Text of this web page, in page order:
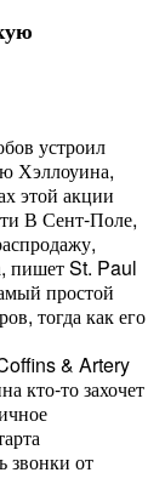
устроил
Хэллоуина,
этой акции
В Сент-Поле,
пишет St. Paul
простой
тогда как его
& Artery
кто-то захочет
звонки от